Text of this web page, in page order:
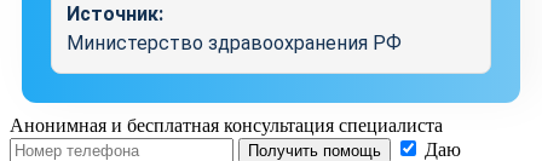
Источник:
Министерство здравоохранения РФ
Анонимная и бесплатная консультация специалиста
Получить помощь
Даю